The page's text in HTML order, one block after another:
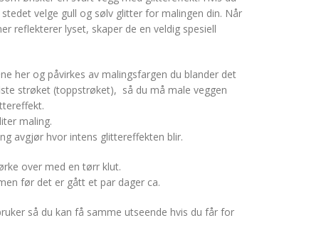
velge gull og sølv glitter for malingen din. Når
reflekterer lyset, skaper de en veldig spesiell
her og påvirkes av malingsfargen du blander det
strøket (toppstrøket), så du må male veggen
maling.
avgjør hvor intens glittereffekten blir.
over med en tørr klut.
før det er gått et par dager ca.
så du kan få samme utseende hvis du får for